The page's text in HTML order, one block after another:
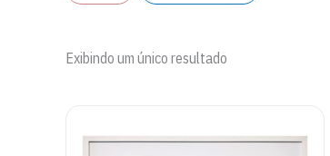
Exibindo um único resultado